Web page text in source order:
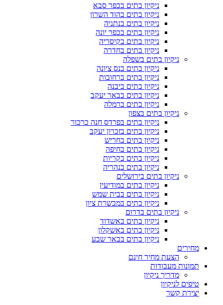
ניקיון בתים בכפר סבא
ניקיון בתים בהוד השרון
ניקיון בתים בנתניה
ניקיון בתים בכפר יונה
ניקיון בתים בקיסריה
ניקיון בתים בחדרה
ניקיון בתים בשפלה
ניקיון בתים בנס ציונה
ניקיון בתים ברחובות
ניקיון בתים ביבנה
ניקיון בתים בבאר יעקב
ניקיון בתים ברמלה
ניקיון בתים בצפון
ניקיון בתים בפרדס חנה כרכור
ניקיון בתים בזכרון יעקב
ניקיון בתים בחריש
ניקיון בתים בחיפה
ניקיון בתים בקריות
ניקיון בתים בנהריה
ניקיון בתים בירושלים
ניקיון בתים במודיעין
ניקיון בתים בבית שמש
ניקיון בתים במבשרת ציון
ניקיון בתים בדרום
ניקיון בתים באשדוד
ניקיון בתים באשקלון
ניקיון בתים בבאר שבע
מחירים
הצעת מחיר חינם
תמונות מעבודות
מדריך ניקיון
טיפים לניקיון
יצירת קשר